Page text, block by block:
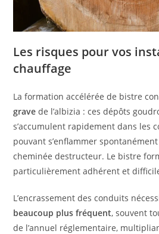
Les risques pour vos
chauffage
La formation accélérée de bistre
grave de l’albizia : ces dépôts
s’accumulent rapidement dans les
pouvant s’enflammer
cheminée destructeur. Le bistre
particulièrement adhérent et
L’encrassement des conduits
beaucoup plus fréquent, souvent
de l’annuel réglementaire,